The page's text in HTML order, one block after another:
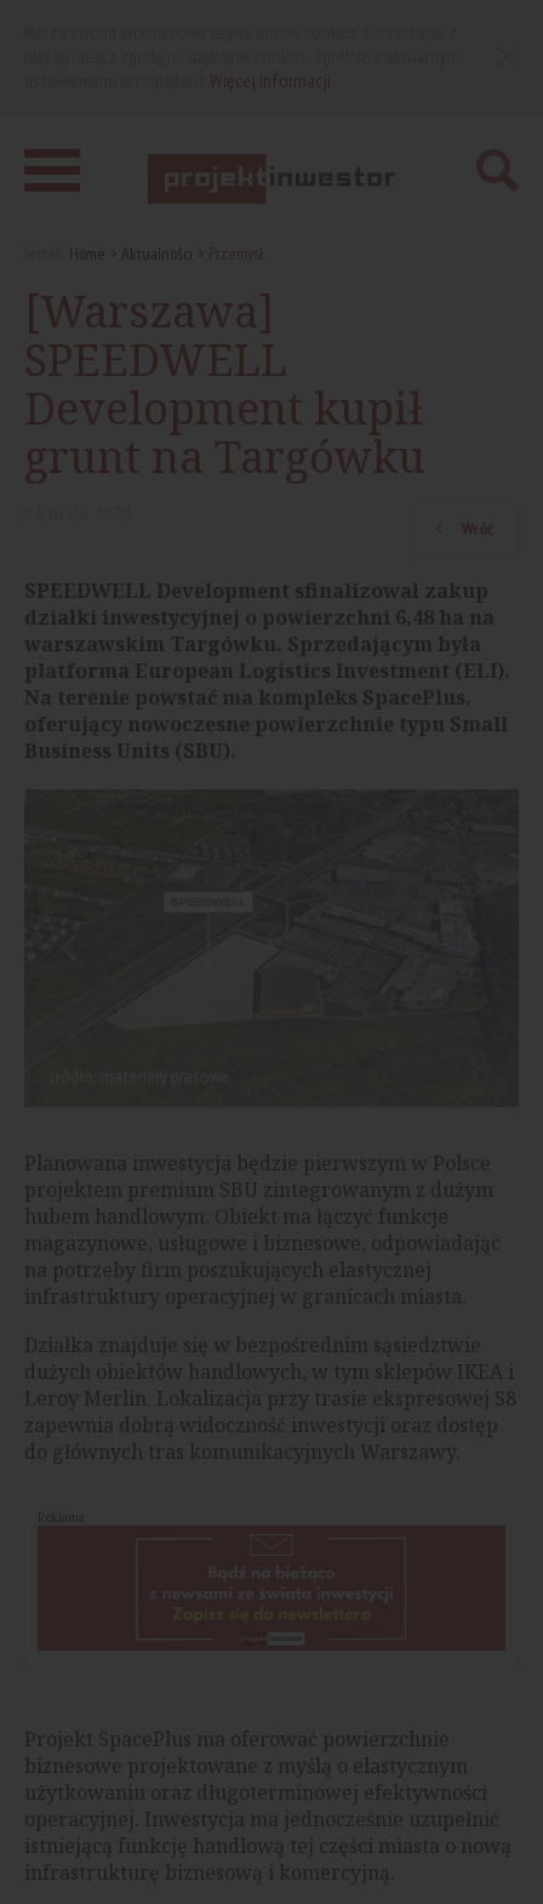
Home Aktualności Przemysł
[Warszawa]
SPEEDWELL
Development kupił
grunt na Targówku
Wróć
SPEEDWELL Development sfinalizował zakup
działki inwestycyjnej o powierzchni 6,48 ha na
warszawskim Targówku. Sprzedającym była
platforma European Logistics Investment (ELI).
Na terenie powstać ma kompleks SpacePlus,
oferujący nowoczesne powierzchnie typu Small
Business Units (SBU).
Planowana inwestycja będzie pierwszym w Polsce
projektem premium SBU zintegrowanym z dużym
hubem handlowym. Obiekt ma łączyć funkcje
magazynowe, usługowe i biznesowe, odpowiadając
na potrzeby firm poszukujących elastycznej
infrastruktury operacyjnej w granicach miasta.
Działka znajduje się w bezpośrednim sąsiedztwie
dużych obiektów handlowych, w tym sklepów IKEA i
Leroy Merlin. Lokalizacja przy trasie ekspresowej S8
zapewnia dobrą widoczność inwestycji oraz dostęp
do głównych tras komunikacyjnych Warszawy.
Reklama
Projekt SpacePlus ma oferować powierzchnie
biznesowe projektowane z myślą o elastycznym
użytkowaniu oraz długoterminowej efektywności
operacyjnej. Inwestycja ma jednocześnie uzupełnić
istniejącą funkcję handlową tej części miasta o nową
infrastrukturę biznesową i komercyjną.